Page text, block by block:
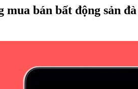
mua bán bất động sản